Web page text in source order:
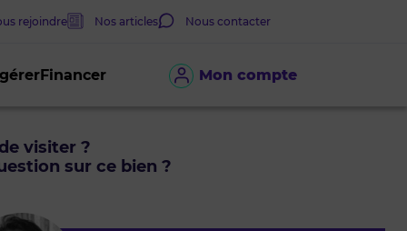
Mon compte
Financer
rejoindre Nos articles Nous contacter
visiter ?
sur ce bien ?